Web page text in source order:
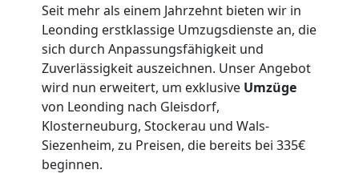
Seit mehr als einem Jahrzehnt bieten wir in
Leonding erstklassige Umzugsdienste an, die
sich durch Anpassungsfähigkeit und
Zuverlässigkeit auszeichnen. Unser Angebot
wird nun erweitert, um exklusive Umzüge
von Leonding nach Gleisdorf,
Klosterneuburg, Stockerau und Wals-
Siezenheim, zu Preisen, die bereits bei 335€
beginnen.